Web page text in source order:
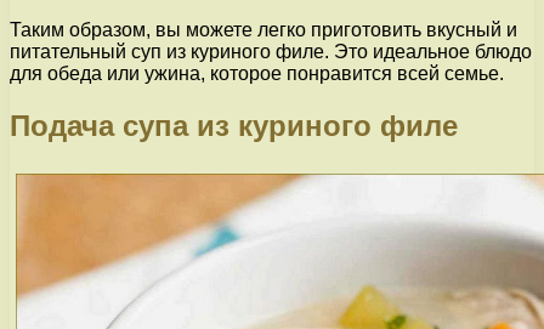
Таким образом, вы можете легко приготовить вкусный и
питательный суп из куриного филе. Это идеальное блюдо
для обеда или ужина, которое понравится всей семье.
Подача супа из куриного филе